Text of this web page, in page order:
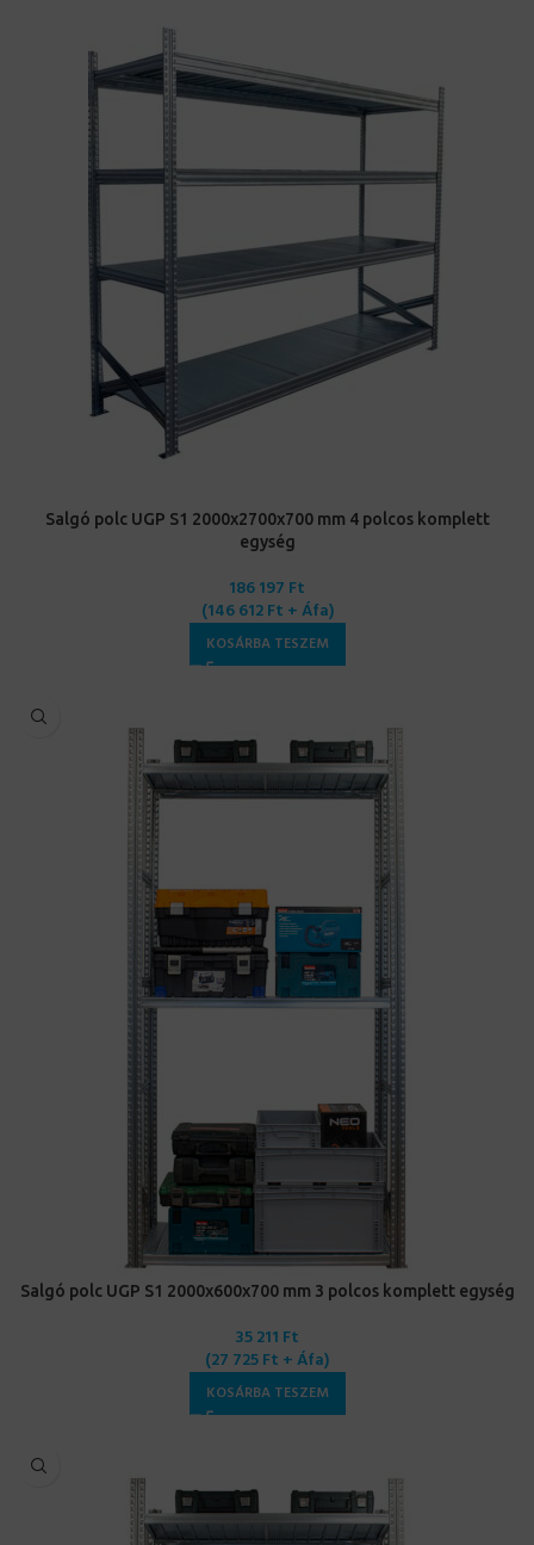
Salgó polc UGP S1 2000x2700x700 mm 4 polcos komplett
egység
186 197 Ft
(146 612Ft + Áfa)
KOSÁRBA TESZEM
Salgó polc UGP S1 2000x600x700 mm 3 polcos komplett egység
35 211 Ft
(27 725Ft + Áfa)
KOSÁRBA TESZEM